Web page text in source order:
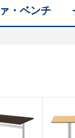
・ベンチ